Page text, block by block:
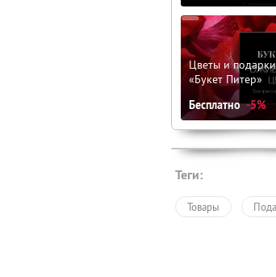
Цветы и
«Букет Питер»
Бесплатно -5%
Теги:
Товары